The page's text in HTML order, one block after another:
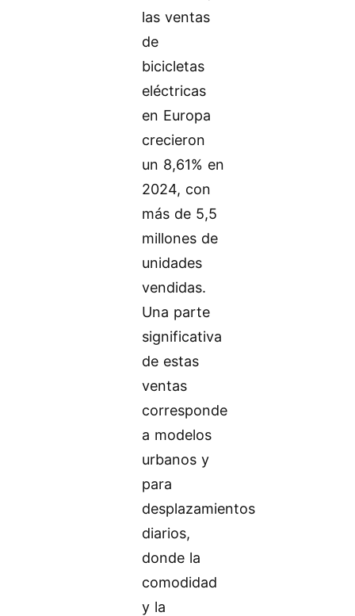
las ventas
de
bicicletas
eléctricas
en Europa
crecieron
un 8,61% en
2024, con
más de 5,5
millones de
unidades
vendidas.
Una parte
significativa
de estas
ventas
corresponde
a modelos
urbanos y
para
desplazamientos
diarios,
donde la
comodidad
y la